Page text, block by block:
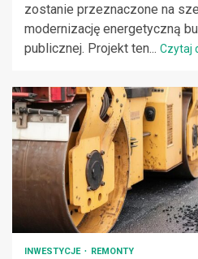
zostanie przeznaczone na
modernizację energetyczną
publicznej. Projekt ten... Czytaj
INWESTYCJE REMONTY